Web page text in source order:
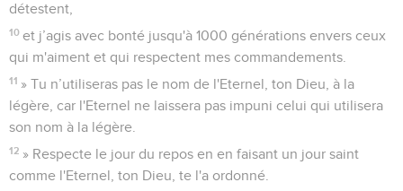
détestent,
10 et j’agis avec bonté jusqu'à 1000 générations envers ceux
qui m'aiment et qui respectent mes commandements.
11 » Tu n’utiliseras pas le nom de l'Eternel, ton Dieu, à la
légère, car l'Eternel ne laissera pas impuni celui qui utilisera
son nom à la légère.
12 » Respecte le jour du repos en en faisant un jour saint
comme l'Eternel, ton Dieu, te l'a ordonné.